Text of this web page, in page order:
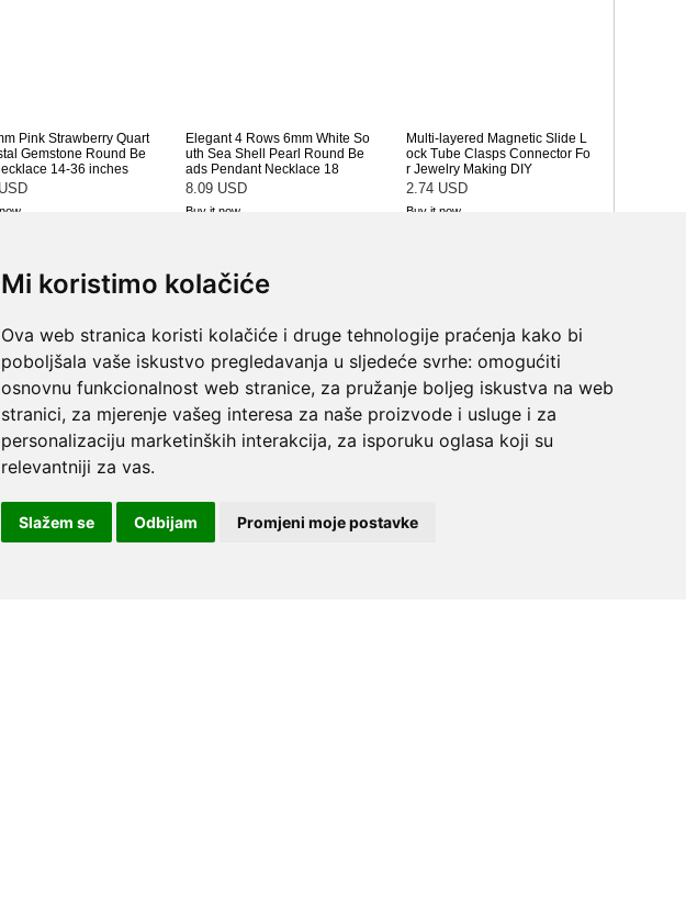
Mi koristimo kolačiće
Ova web stranica koristi kolačiće i druge tehnologije praćenja kako bi
poboljšala vaše iskustvo pregledavanja u sljedeće svrhe: omogućiti
osnovnu funkcionalnost web stranice, za pružanje boljeg iskustva na web
stranici, za mjerenje vašeg interesa za naše proizvode i usluge i za
personalizaciju marketinških interakcija, za isporuku oglasa koji su
relevantniji za vas.
Slažem se Odbijam Promjeni moje postavke